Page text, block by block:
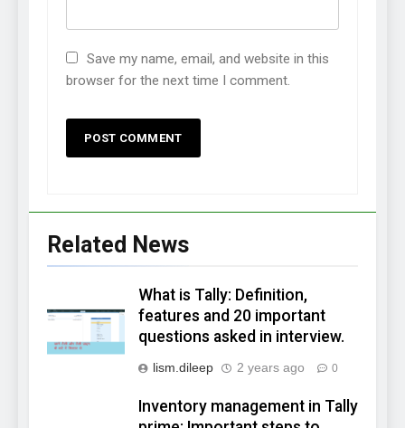
Save my name, email, and website in this
browser for the next time I comment.
Related News
What is Tally: Definition,
features and 20 important
questions asked in interview.
lism.dileep 2 years ago 0
Inventory management in Tally